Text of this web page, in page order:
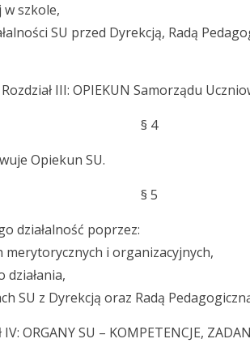
szkole,
SU przed Dyrekcją, Radą
Rozdział III: OPIEKUN Samorządu
§ 4
Opiekun SU.
§ 5
działalność poprzez:
merytorycznych i organizacyjnych,
działania,
SU z Dyrekcją oraz Radą
IV: ORGANY SU – KOMPETENCJE,